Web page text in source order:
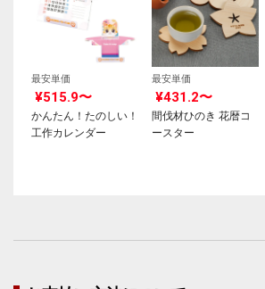
最安単価
¥515.9〜
かんたん！たのしい！
工作カレンダー
最安単価
¥431.2〜
間伐材ひのき 花暦コ
ースター